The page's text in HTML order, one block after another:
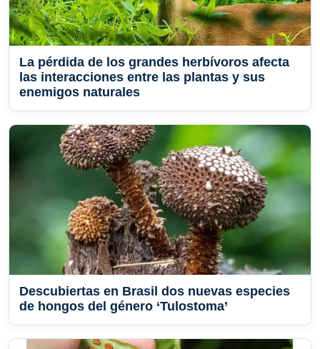
La pérdida de los grandes herbívoros afecta
las interacciones entre las plantas y sus
enemigos naturales
Descubiertas en Brasil dos nuevas especies
de hongos del género ‘Tulostoma’